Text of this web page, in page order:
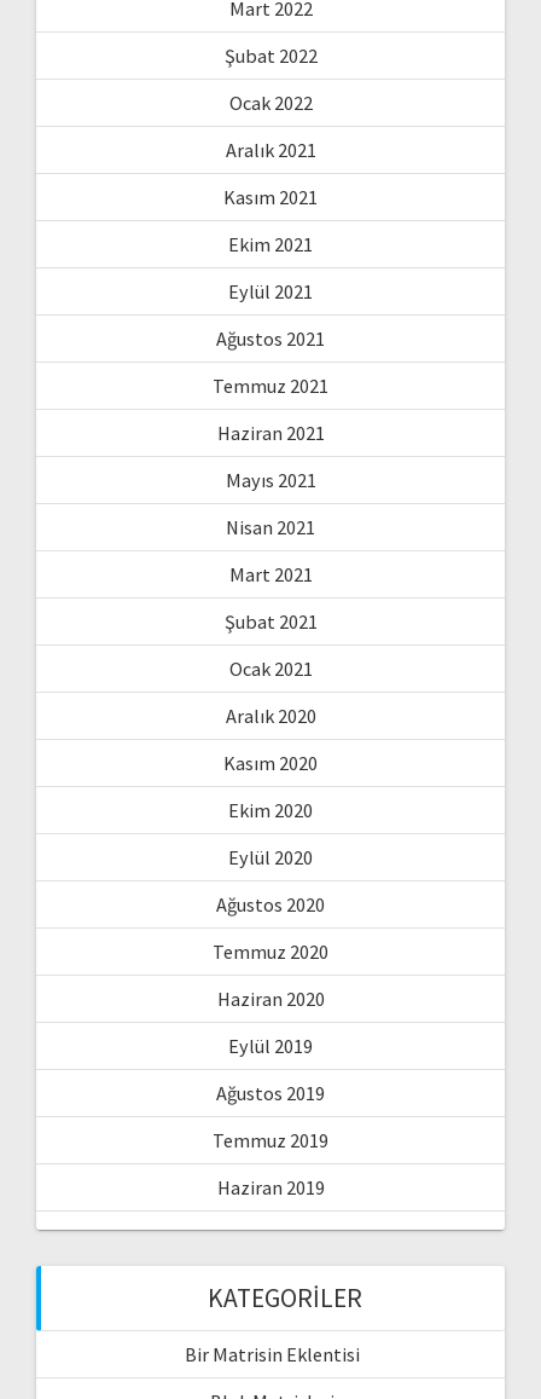
Mart 2022
Şubat 2022
Ocak 2022
Aralık 2021
Kasım 2021
Ekim 2021
Eylül 2021
Ağustos 2021
Temmuz 2021
Haziran 2021
Mayıs 2021
Nisan 2021
Mart 2021
Şubat 2021
Ocak 2021
Aralık 2020
Kasım 2020
Ekim 2020
Eylül 2020
Ağustos 2020
Temmuz 2020
Haziran 2020
Eylül 2019
Ağustos 2019
Temmuz 2019
Haziran 2019
KATEGORILER
Bir Matrisin Eklentisi